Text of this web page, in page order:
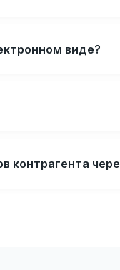
виде?
контрагента